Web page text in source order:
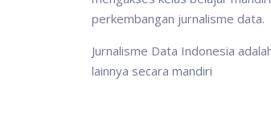
perkembangan jurnalisme data.
Jurnalisme Data Indonesia
lainnya secara mandiri